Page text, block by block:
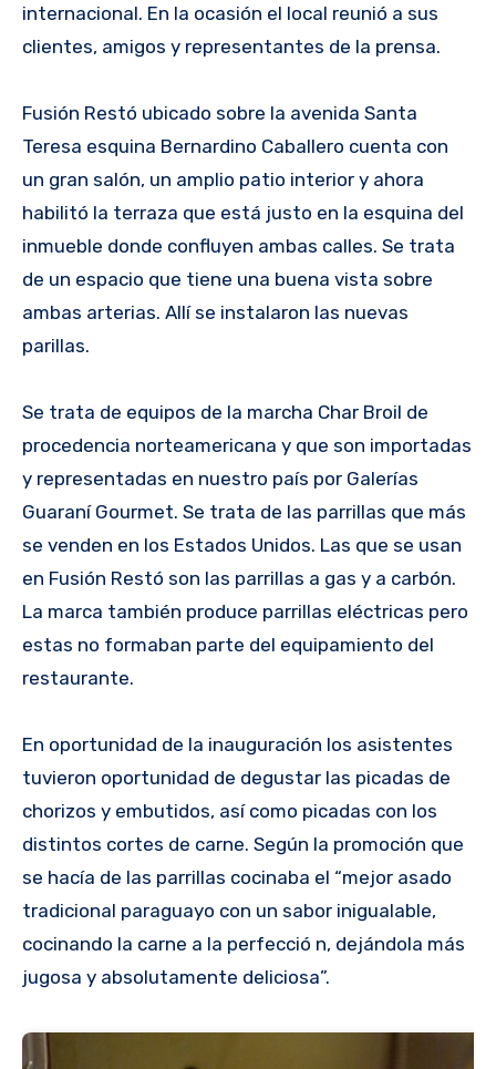
internacional. En la ocasión el local reunió a sus
clientes, amigos y representantes de la prensa.
Fusión Restó ubicado sobre la avenida Santa
Teresa esquina Bernardino Caballero cuenta con
un gran salón, un amplio patio interior y ahora
habilitó la terraza que está justo en la esquina del
inmueble donde confluyen ambas calles. Se trata
de un espacio que tiene una buena vista sobre
ambas arterias. Allí se instalaron las nuevas
parillas.
Se trata de equipos de la marcha Char Broil de
procedencia norteamericana y que son importadas
y representadas en nuestro país por Galerías
Guaraní Gourmet. Se trata de las parrillas que más
se venden en los Estados Unidos. Las que se usan
en Fusión Restó son las parrillas a gas y a carbón.
La marca también produce parrillas eléctricas pero
estas no formaban parte del equipamiento del
restaurante.
En oportunidad de la inauguración los asistentes
tuvieron oportunidad de degustar las picadas de
chorizos y embutidos, así como picadas con los
distintos cortes de carne. Según la promoción que
se hacía de las parrillas cocinaba el “mejor asado
tradicional paraguayo con un sabor inigualable,
cocinando la carne a la perfecció n, dejándola más
jugosa y absolutamente deliciosa”.